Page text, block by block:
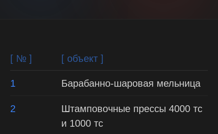
[ № ] [ объект ]
1 Барабанно-шаровая мельница
2
Штамповочные прессы 4000 тс
и 1000 тс